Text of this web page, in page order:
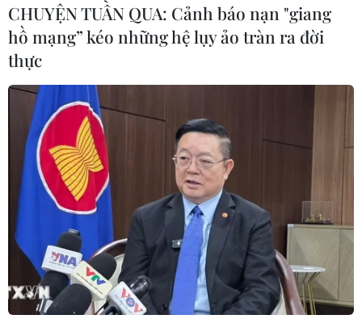
CƠ QUAN CHỦ QUẢN: THÔNG TẤN XÃ VIỆT NAM
Tổng Biên tập: TRẦN TIẾN DUẨN
Phó Tổng Biên tập: NGUYỄN THỊ TÁM, KHÚC THANH
THỦY
Sở hữu trí tuệ
Quy định sử dụng
RSS
Hỗ trợ
Ngôn ngữ
TTXVN
CHUYỆN TUẦN QUA: Cảnh báo nạn "giang
hồ mạng” kéo những hệ lụy ảo tràn ra đời
thực